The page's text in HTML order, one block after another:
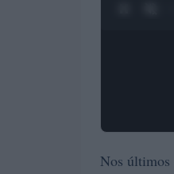
Nos últimos